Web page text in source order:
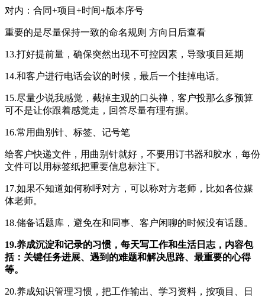
对内：合同+项目+时间+版本序号
重要的是尽量保持一致的命名规则 方向日后查看
13.打好提前量，确保突然出现不可控因素，导致项目延期
14.和客户进行电话会议的时候，最后一个挂掉电话。
15.尽量少说我感觉，截掉主观的口头禅，客户投那么多预算
可不是让你跟着感觉走，回答尽量有理有据。
16.常用曲别针、标签、记号笔
给客户快递文件，用曲别针就好，不要用订书器和胶水，每份
文件可以用标签纸把重要信息标注下。
17.如果不知道如何称呼对方，可以称对方老师，比如各位媒
体老师。
18.储备话题库，避免在和同事、客户闲聊的时候没有话题。
19.养成沉淀和记录的习惯，每天写工作和生活日志，内容包
括：关键任务进展、遇到的难题和解决思路、最重要的心得
等。
20.养成知识管理习惯，把工作输出、学习资料，按项目、日